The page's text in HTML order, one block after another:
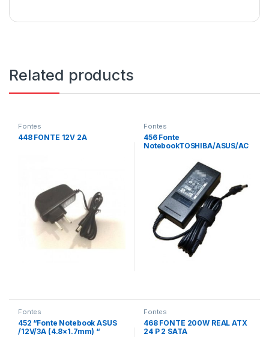
Related products
Fontes
448 FONTE 12V 2A
Fontes
456 Fonte
NotebookTOSHIBA/ASUS/AC
(5.5×2.5mm) 90W
Fontes
452 “Fonte Notebook ASUS
/12V/3A (4.8×1.7mm) “
Fontes
468 FONTE 200W REAL ATX
24 P 2 SATA